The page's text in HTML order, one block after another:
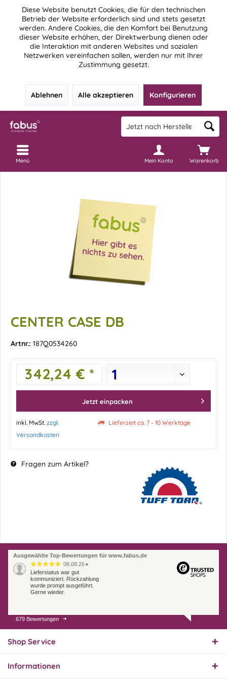
Diese Website benutzt Cookies, die für den technischen
Betrieb der Website erforderlich sind und stets gesetzt
werden. Andere Cookies, die den Komfort bei Benutzung
dieser Website erhöhen, der Direktwerbung dienen oder
die Interaktion mit anderen Websites und sozialen
Netzwerken vereinfachen sollen, werden nur mit Ihrer
Zustimmung gesetzt.
Ablehnen Alle akzeptieren Konfigurieren
Warenkorb
Mein Konto
Menü
CENTER CASE DB
Artnr.: 187Q0534260
342,24 € *
Jetzt einpacken
inkl. MwSt. zzgl.
Versandkosten
Lieferzeit ca. 7 - 10 Werktage
Fragen zum Artikel?
Ausgewählte Top-Bewertungen für www.fabus.de
08.08.26 ▼
Lieferstatus war gut
kommuniziert. Rückzahlung
wurde prompt ausgeführt.
Gerne wieder.
07.08.26
Endlich das richtige
679 Bewertungen
Shop Service
Informationen